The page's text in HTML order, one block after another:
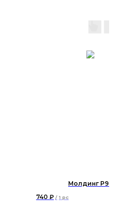
Молдинг P97
740 ₽ / 1 pc